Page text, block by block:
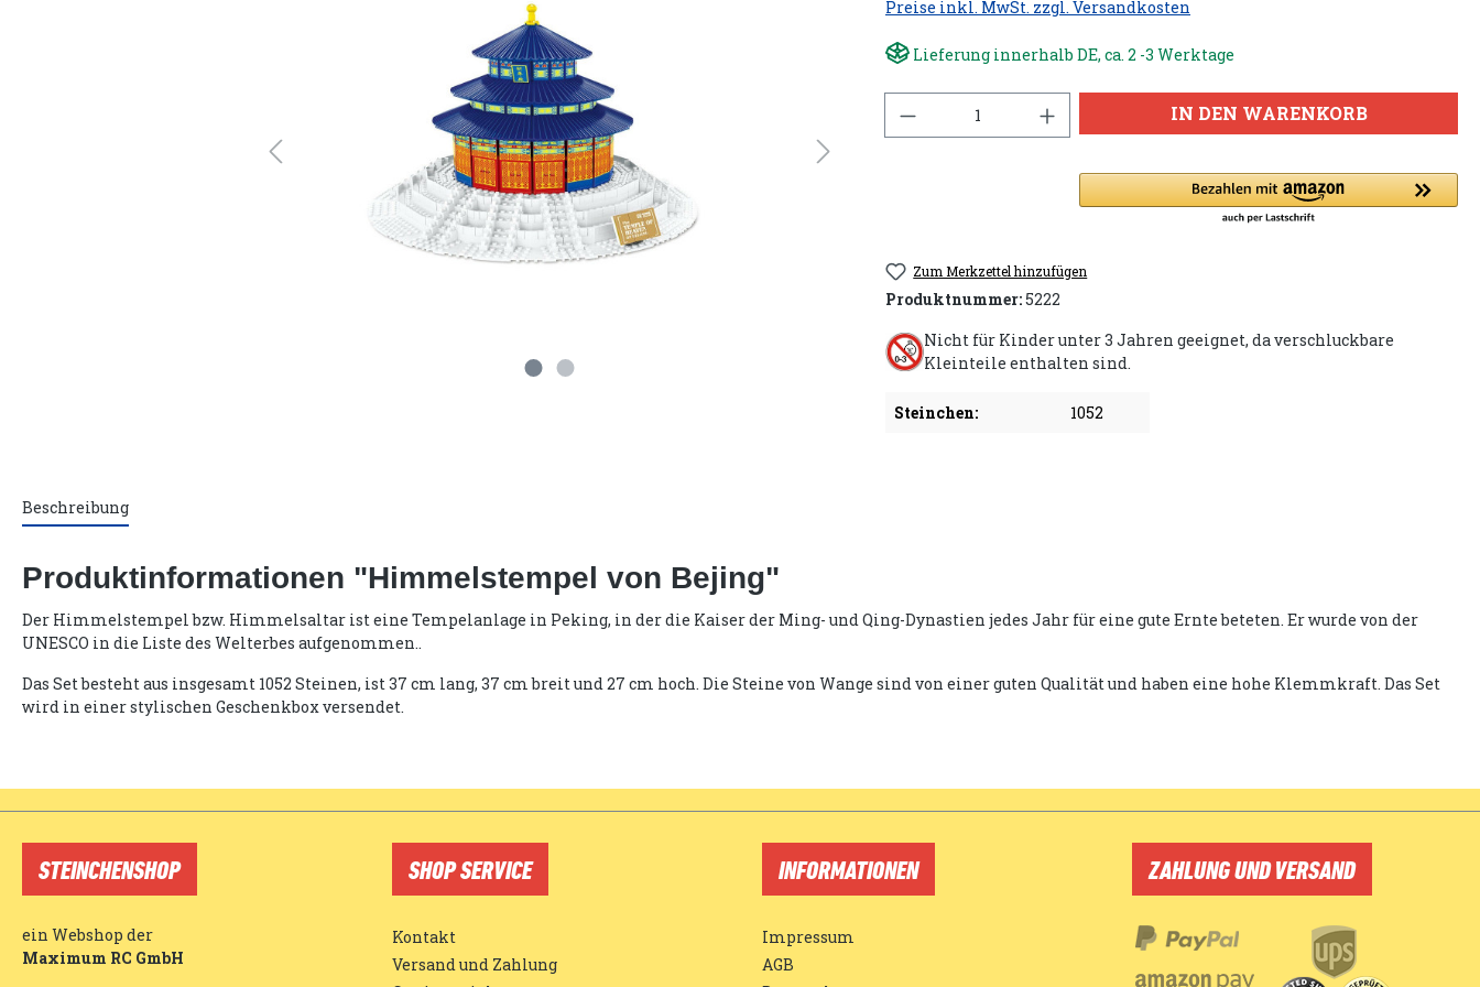
Preise inkl. MwSt. zzgl. Versandkosten
Lieferung innerhalb DE, ca. 2 -3 Werktage
IN DEN WARENKORB
Zum Merkzettel hinzufügen
Produktnummer:5222
Nicht für Kinder unter 3 Jahren geeignet, da verschluckbare
Kleinteile enthalten sind.
Steinchen: 1052
Beschreibung
Produktinformationen "Himmelstempel von Bejing"
Der Himmelstempel bzw. Himmelsaltar ist eine Tempelanlage in Peking, in der die Kaiser der Ming- und Qing-Dynastien jedes Jahr für eine gute Ernte beteten. Er wurde von der
UNESCO in die Liste des Welterbes aufgenommen..
Das Set besteht aus insgesamt 1052 Steinen, ist 37 cm lang, 37 cm breit und 27 cm hoch. Die Steine von Wange sind von einer guten Qualität und haben eine hohe Klemmkraft. Das Set
wird in einer stylischen Geschenkbox versendet.
STEINCHENSHOP
ein Webshop der
Maximum RC GmbH
SHOP SERVICE
Kontakt
Versand und Zahlung
INFORMATIONEN
Impressum
AGB
ZAHLUNG UND VERSAND